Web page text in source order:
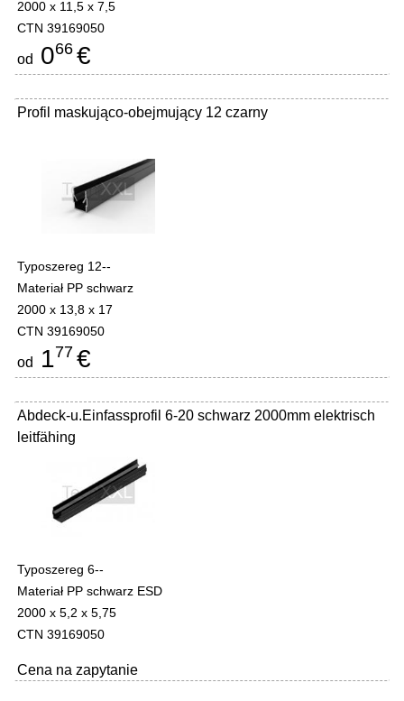
2000 x 11,5 x 7,5
CTN 39169050
od 066 €
Profil maskująco-obejmujący 12 czarny
Typoszereg 12--
Materiał PP schwarz
2000 x 13,8 x 17
CTN 39169050
od 177 €
Abdeck-u.Einfassprofil 6-20 schwarz 2000mm elektrisch
leitfähing
Typoszereg 6--
Materiał PP schwarz ESD
2000 x 5,2 x 5,75
CTN 39169050
Cena na zapytanie